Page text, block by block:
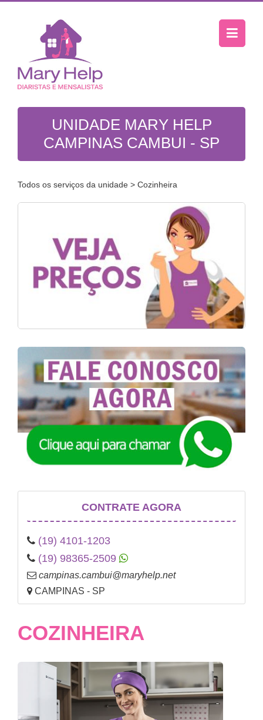
UNIDADE MARY HELP
CAMPINAS CAMBUI - SP
Todos os serviços da unidade > Cozinheira
CONTRATE AGORA
(19) 4101-1203
(19) 98365-2509
campinas.cambui@maryhelp.net
CAMPINAS - SP
COZINHEIRA